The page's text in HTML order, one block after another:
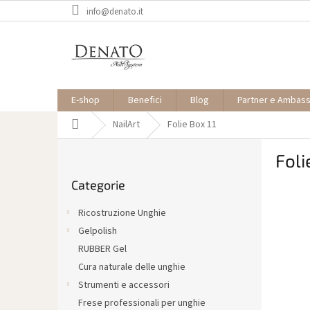
al
info@denato.it
E-shop Benefici Blog Partner e
Casa NailArt Folie Box 11
le
Categorie
Ricostruzione Unghie
Gelpolish
RUBBER Gel
Cura naturale delle unghie
Strumenti e accessori
Frese professionali per unghie